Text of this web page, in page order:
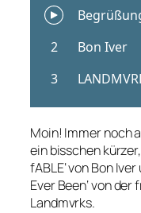
Moin! Immer noch
ein bisschen
fABLE‘ von Bon
Ever Been‘ von
Landmvrks.